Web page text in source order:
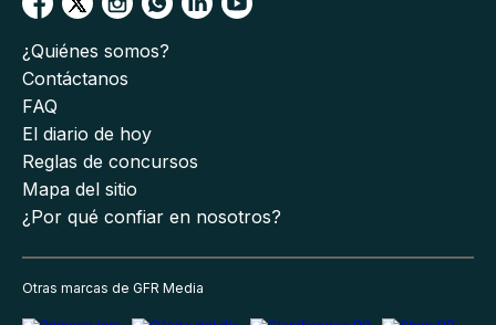
¿Quiénes somos?
Contáctanos
FAQ
El diario de hoy
Reglas de concursos
Mapa del sitio
¿Por qué confiar en nosotros?
Otras marcas de GFR Media